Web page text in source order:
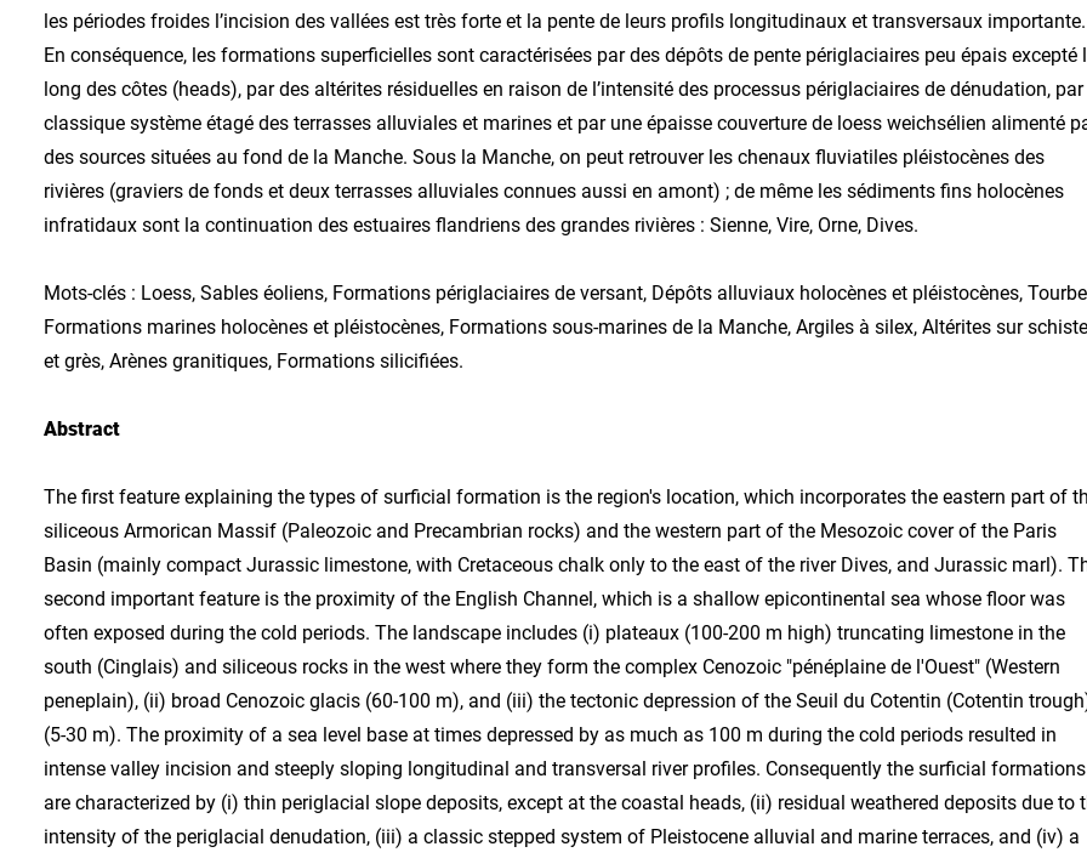
les périodes froides l’incision des vallées est très forte et la pente de leurs profils longitudinaux et transversaux importante.
En conséquence, les formations superficielles sont caractérisées par des dépôts de pente périglaciaires peu épais excepté
long des côtes (heads), par des altérites résiduelles en raison de l’intensité des processus périglaciaires de dénudation, par
classique système étagé des terrasses alluviales et marines et par une épaisse couverture de loess weichsélien alimenté
des sources situées au fond de la Manche. Sous la Manche, on peut retrouver les chenaux fluviatiles pléistocènes des
rivières (graviers de fonds et deux terrasses alluviales connues aussi en amont) ; de même les sédiments fins holocènes
infratidaux sont la continuation des estuaires flandriens des grandes rivières : Sienne, Vire, Orne, Dives.
Mots-clés : Loess, Sables éoliens, Formations périglaciaires de versant, Dépôts alluviaux holocènes et pléistocènes,
Formations marines holocènes et pléistocènes, Formations sous-marines de la Manche, Argiles à silex, Altérites sur
et grès, Arènes granitiques, Formations silicifiées.
Abstract
The first feature explaining the types of surficial formation is the region's location, which incorporates the eastern part of
siliceous Armorican Massif (Paleozoic and Precambrian rocks) and the western part of the Mesozoic cover of the Paris
Basin (mainly compact Jurassic limestone, with Cretaceous chalk only to the east of the river Dives, and Jurassic marl).
second important feature is the proximity of the English Channel, which is a shallow epicontinental sea whose floor was
often exposed during the cold periods. The landscape includes (i) plateaux (100-200 m high) truncating limestone in the
south (Cinglais) and siliceous rocks in the west where they form the complex Cenozoic "pénéplaine de l'Ouest" (Western
peneplain), (ii) broad Cenozoic glacis (60-100 m), and (iii) the tectonic depression of the Seuil du Cotentin (Cotentin
(5-30 m). The proximity of a sea level base at times depressed by as much as 100 m during the cold periods resulted in
intense valley incision and steeply sloping longitudinal and transversal river profiles. Consequently the surficial formations
are characterized by (i) thin periglacial slope deposits, except at the coastal heads, (ii) residual weathered deposits due to
intensity of the periglacial denudation, (iii) a classic stepped system of Pleistocene alluvial and marine terraces, and (iv) a